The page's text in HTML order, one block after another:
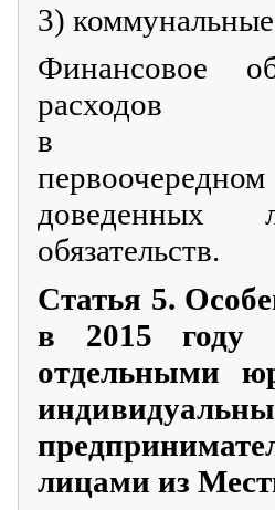
3)
Финансовое
расходов
в
доведенных
обязательств.
Статья 5.
в 2015 году
отдельными
лицами из